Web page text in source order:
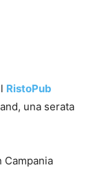
RistoPub
una serata
Campania